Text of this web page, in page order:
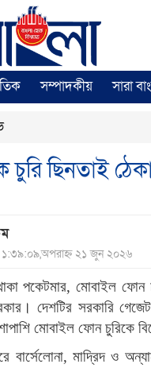
সম্পাদকীয় সারা
চুরি ছিনতাই
১:৩৯:০৯,অপরাহ্ন ২১ জুন ২০২৬
থাকা পকেটমার, মোবাইল
দেশটির সরকারি
মোবাইল ফোন চুরিকে
মাদ্রিদ ও